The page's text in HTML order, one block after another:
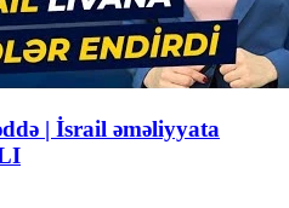
| İsrail əməliyyata